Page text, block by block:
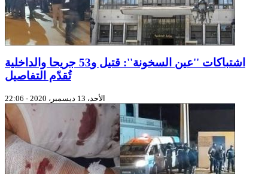
اشتباكات ''عين السخونة'': قتيل و53 جريحا والداخلية
تُقدّم التفاصيل
الأحد، 13 ديسمبر، 2020 - 22:06